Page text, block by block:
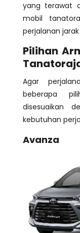
yang terawat
mobil
perjalanan
Pilihan
Agar
beberapa
disesuaikan
kebutuhan
Avanza